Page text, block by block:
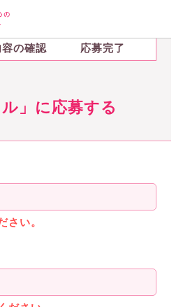
容の確認 応募完了
ル」に応募する
さい。